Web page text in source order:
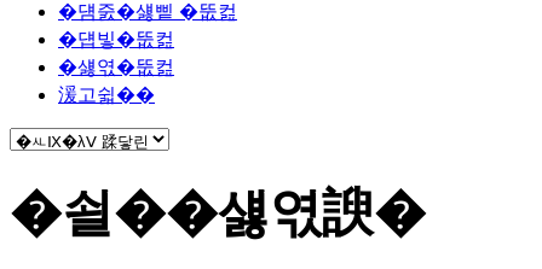
�덈줈�섏삩 �뚮컲
�덉빟�뚮컲
�섏엯�뚮컲
湲고쉷��
�쇨��섏엯諛�